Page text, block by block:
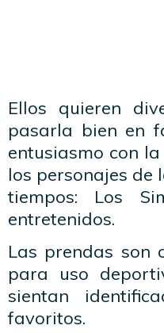
Ellos quieren
pasarla bien en
entusiasmo con
los personajes
tiempos: Los
entretenidos.
Las prendas son
para uso
sientan
favoritos.